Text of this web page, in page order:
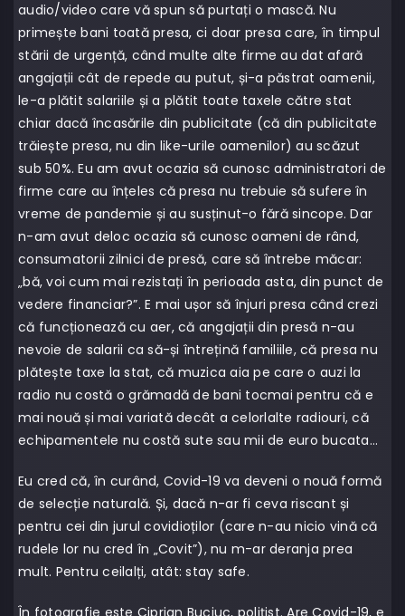
audio/video care vă spun să purtați o mască. Nu
primește bani toată presa, ci doar presa care, în timpul
stării de urgență, când multe alte firme au dat afară
angajații cât de repede au putut, și-a păstrat oamenii,
le-a plătit salariile și a plătit toate taxele către stat
chiar dacă încasările din publicitate (că din publicitate
trăiește presa, nu din like-urile oamenilor) au scăzut
sub 50%. Eu am avut ocazia să cunosc administratori de
firme care au înțeles că presa nu trebuie să sufere în
vreme de pandemie și au susținut-o fără sincope. Dar
n-am avut deloc ocazia să cunosc oameni de rând,
consumatorii zilnici de presă, care să întrebe măcar:
„bă, voi cum mai rezistați în perioada asta, din punct de
vedere financiar?”. E mai ușor să înjuri presa când crezi
că funcționează cu aer, că angajații din presă n-au
nevoie de salarii ca să-și întrețină familiile, că presa nu
plătește taxe la stat, că muzica aia pe care o auzi la
radio nu costă o grămadă de bani tocmai pentru că e
mai nouă și mai variată decât a celorlalte radiouri, că
echipamentele nu costă sute sau mii de euro bucata…
Eu cred că, în curând, Covid-19 va deveni o nouă formă
de selecție naturală. Și, dacă n-ar fi ceva riscant și
pentru cei din jurul covidioților (care n-au nicio vină că
rudele lor nu cred în „Covit”), nu m-ar deranja prea
mult. Pentru ceilalți, atât: stay safe.
În fotografie este Ciprian Buciuc, polițist. Are Covid-19, e